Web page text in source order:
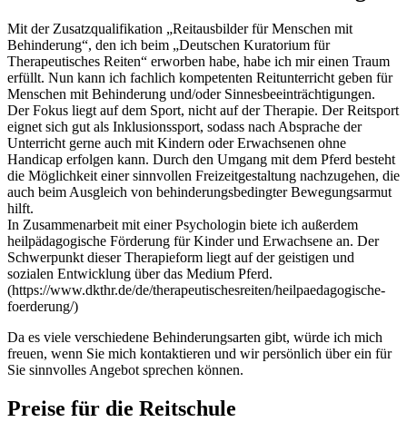
Mit der Zusatzqualifikation „Reitausbilder für Menschen mit
Behinderung“, den ich beim „Deutschen Kuratorium für
Therapeutisches Reiten“ erworben habe, habe ich mir einen Traum
erfüllt. Nun kann ich fachlich kompetenten Reitunterricht geben für
Menschen mit Behinderung und/oder Sinnesbeeinträchtigungen.
Der Fokus liegt auf dem Sport, nicht auf der Therapie. Der Reitsport
eignet sich gut als Inklusionssport, sodass nach Absprache der
Unterricht gerne auch mit Kindern oder Erwachsenen ohne
Handicap erfolgen kann. Durch den Umgang mit dem Pferd besteht
die Möglichkeit einer sinnvollen Freizeitgestaltung nachzugehen, die
auch beim Ausgleich von behinderungsbedingter Bewegungsarmut
hilft.
In Zusammenarbeit mit einer Psychologin biete ich außerdem
heilpädagogische Förderung für Kinder und Erwachsene an. Der
Schwerpunkt dieser Therapieform liegt auf der geistigen und
sozialen Entwicklung über das Medium Pferd.
(https://www.dkthr.de/de/therapeutischesreiten/heilpaedagogische-
foerderung/)
Da es viele verschiedene Behinderungsarten gibt, würde ich mich
freuen, wenn Sie mich kontaktieren und wir persönlich über ein für
Sie sinnvolles Angebot sprechen können.
Preise für die Reitschule